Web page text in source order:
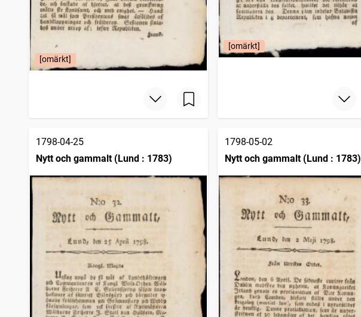
[omärkt]
[omärkt]
1798-04-25
Nytt och gammalt (Lund : 1783)
1798-05-02
Nytt och gammalt (Lund : 1783)